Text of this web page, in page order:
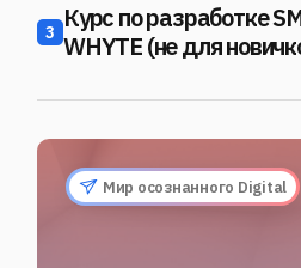
3 Курс по разработке
WHYTE (не для
Мир осознанного Digital